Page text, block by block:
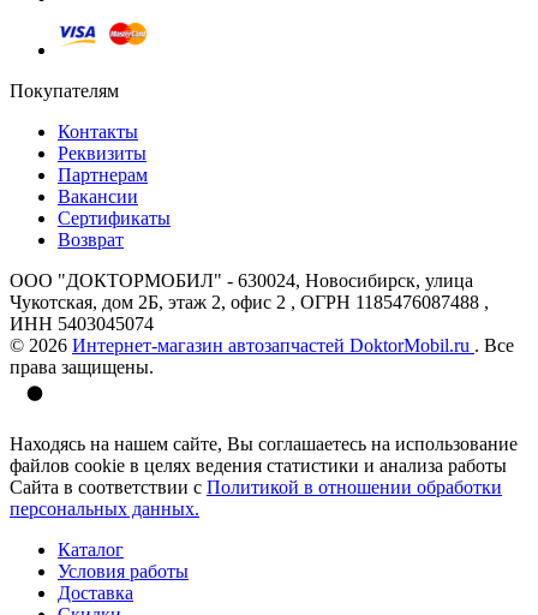
Покупателям
Контакты
Реквизиты
Партнерам
Вакансии
Сертификаты
Возврат
ООО "ДОКТОРМОБИЛ" - 630024, Новосибирск, улица
Чукотская, дом 2Б, этаж 2, офис 2 , ОГРН 1185476087488 ,
ИНН 5403045074
© 2026 Интернет-магазин автозапчастей DoktorMobil.ru . Все
права защищены.
Находясь на нашем сайте, Вы соглашаетесь на использование
файлов cookie в целях ведения статистики и анализа работы
Сайта в соответствии с Политикой в отношении обработки
персональных данных.
Каталог
Условия работы
Доставка